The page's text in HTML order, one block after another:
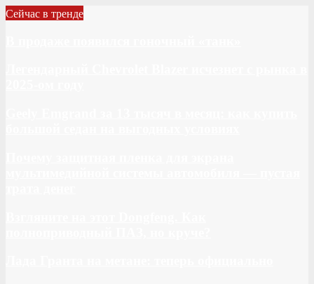
Сейчас в тренде